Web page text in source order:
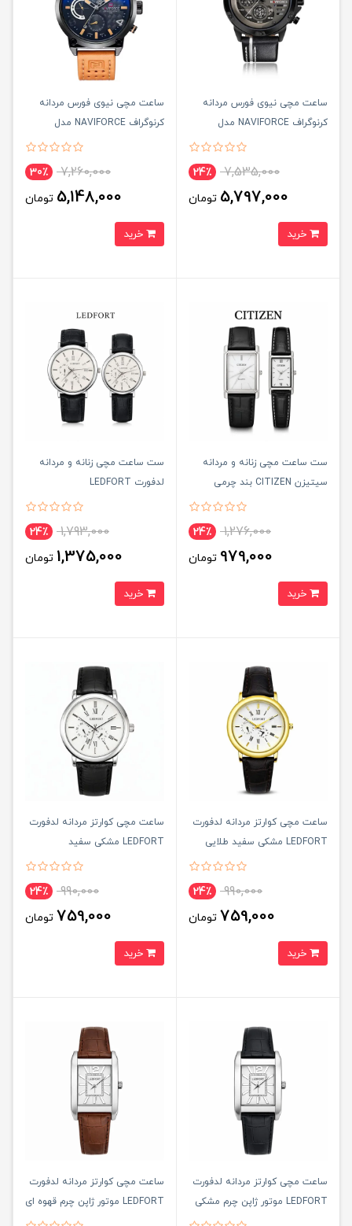
ساعت مچی نيوی فورس مردانه
کرنوگراف NAVIFORCE مدل
7,535,000 24٪
5,797,000 تومان
ساعت مچی نيوی فورس مردانه
کرنوگراف NAVIFORCE مدل
7,260,000 30٪
5,148,000 تومان
ست ساعت مچی زنانه و مردانه
سيتيزن CITIZEN بند چرمی
1,276,000 24٪
979,000 تومان
ست ساعت مچی زنانه و مردانه
لدفورت LEDFORT
1,793,000 24٪
1,375,000 تومان
ساعت مچی کوارتز مردانه لدفورت
LEDFORT مشکی سفيد طلايی
990,000 24٪
759,000 تومان
ساعت مچی کوارتز مردانه لدفورت
LEDFORT مشکی سفيد
990,000 24٪
759,000 تومان
ساعت مچی کوارتز مردانه لدفورت
LEDFORT موتور ژاپن چرم مشکی
ساعت مچی کوارتز مردانه لدفورت
LEDFORT موتور ژاپن چرم قهوه ای